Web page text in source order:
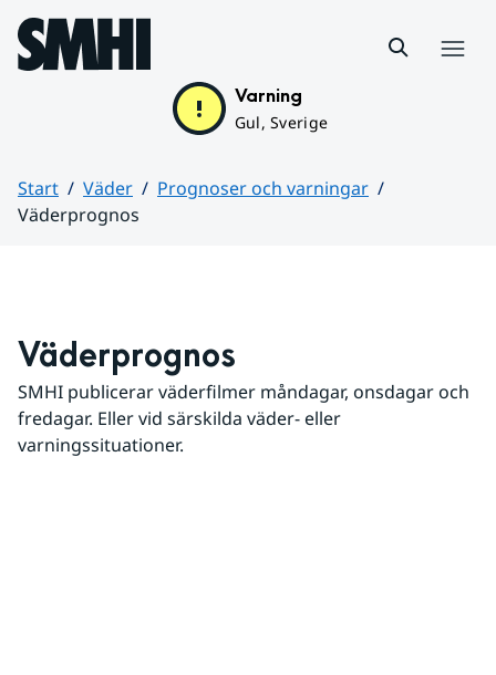
Hoppa till sidans innehåll
Varning
Gul, Sverige
Start Väder
Prognoser och varningar
Väderprognos
Väderprognos
SMHI publicerar väderfilmer måndagar, onsdagar och
fredagar. Eller vid särskilda väder- eller
varningssituationer.